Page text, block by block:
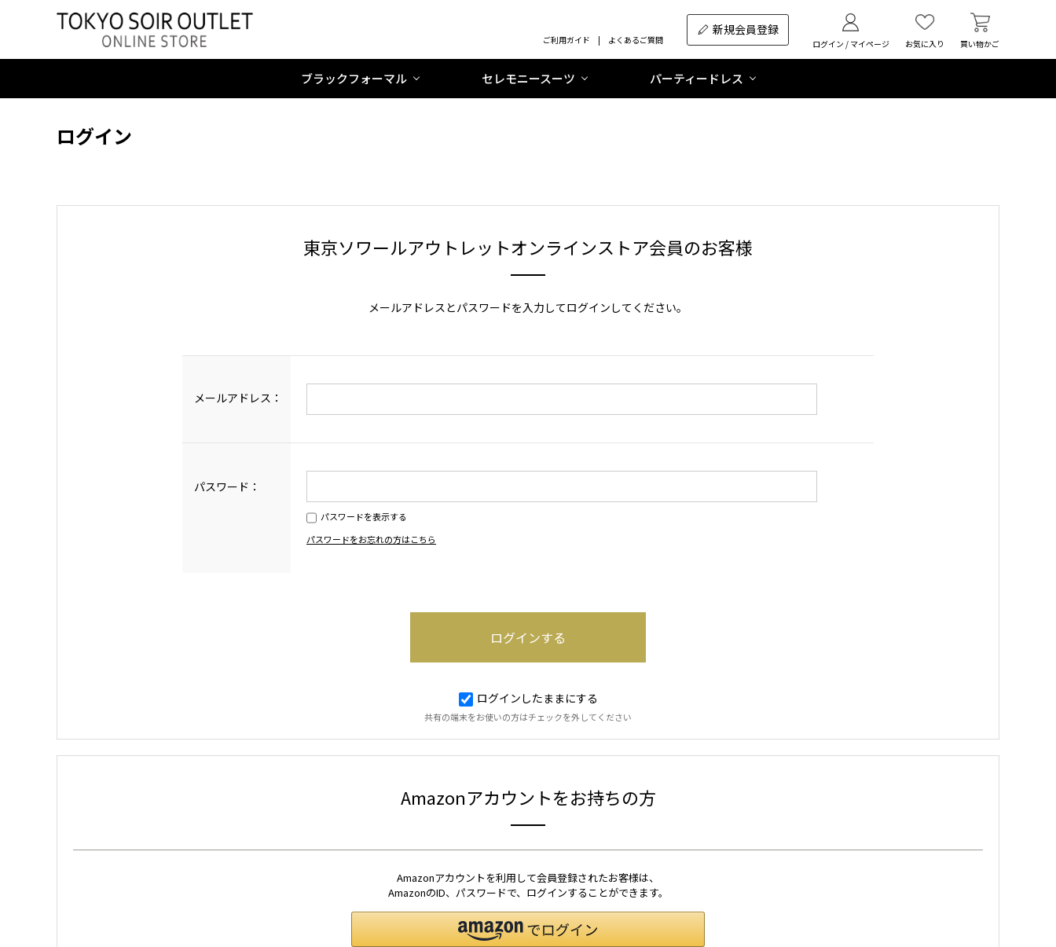
ご利用ガイド よくあるご質問
新規会員登録
ログイン / マイページ お気に入り 買い物かご
ブラックフォーマル セレモニースーツ パーティードレス
ログイン
東京ソワールアウトレットオンラインストア会員のお客様
メールアドレスとパスワードを入力してログインしてください。
メールアドレス：
パスワード：
パスワードを表示する
パスワードをお忘れの方はこちら
ログインしたままにする
共有の端末をお使いの方はチェックを外してください
Amazonアカウントをお持ちの方
Amazonアカウントを利用して会員登録されたお客様は、
AmazonのID、パスワードで、ログインすることができます。